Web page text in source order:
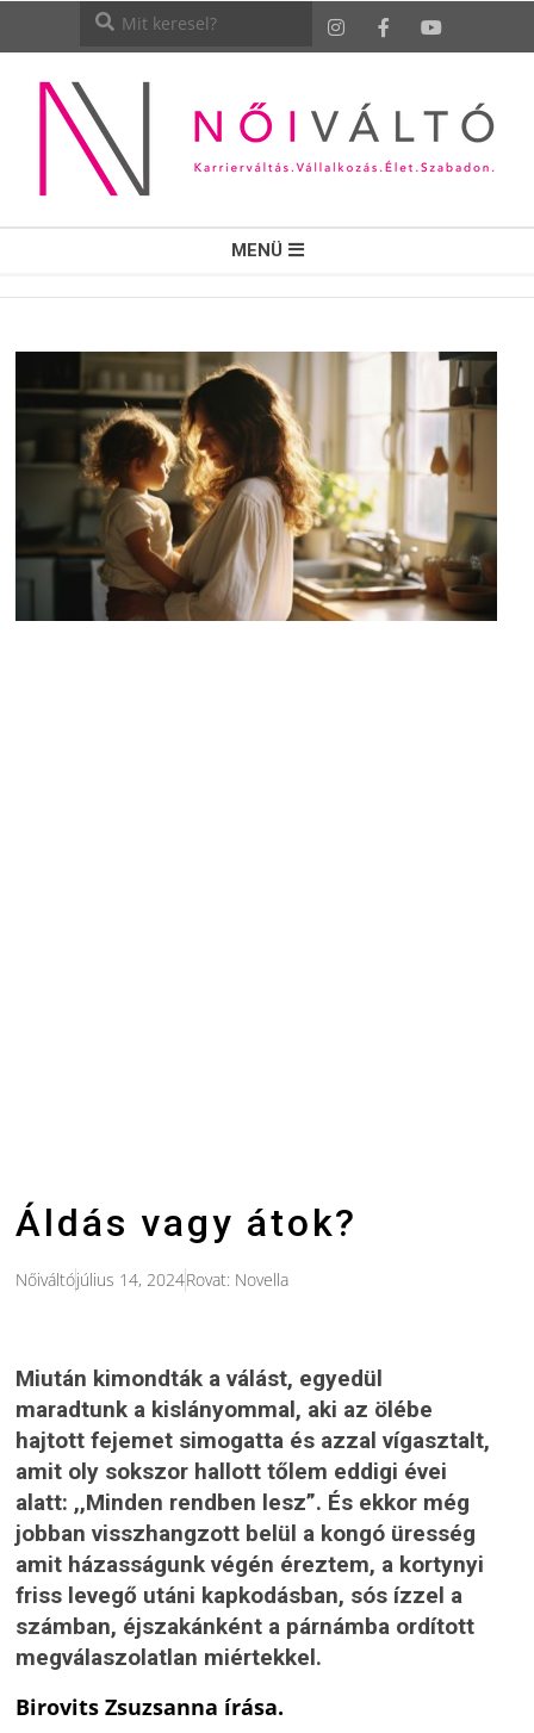
NŐI
VÁLTÓ
MENÜ
Áldás vagy átok?
Nőiváltójúlius 14, 2024Rovat: Novella
Miután kimondták a válást, egyedül
maradtunk a kislányommal, aki az ölébe
hajtott fejemet simogatta és azzal vígasztalt,
amit oly sokszor hallott tőlem eddigi évei
alatt: ,,Minden rendben lesz”. És ekkor még
jobban visszhangzott belül a kongó üresség
amit házasságunk végén éreztem, a kortynyi
friss levegő utáni kapkodásban, sós ízzel a
számban, éjszakánként a párnámba ordított
megválaszolatlan miértekkel.
Birovits Zsuzsanna írása.